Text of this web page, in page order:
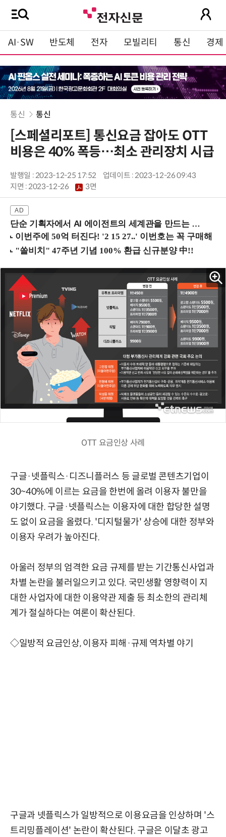
AI·SW 반도체 전자 모빌리티 통신 경제
통신 통신
[스페셜리포트] 통신요금 잡아도 OTT
비용은 40% 폭등…최소 관리장치 시급
발행일 : 2023-12-25 17:52
업데이트 : 2023-12-26 09:43
지면 :2023-12-26 3면
단순 기획자에서 AI 에이전트의 세계관을 만드는 지식 설계자로.. (8/20 강남역)
OTT 요금인상 사례
구글·넷플릭스·디즈니플러스 등 글로벌 콘텐츠기업이
30~40%에 이르는 요금을 한번에 올려 이용자 불만을
야기했다. 구글·넷플릭스는 이용자에 대한 합당한 설명
도 없이 요금을 올렸다. '디지털물가' 상승에 대한 정부와
이용자 우려가 높아진다.
아울러 정부의 엄격한 요금 규제를 받는 기간통신사업과
차별 논란을 불러일으키고 있다. 국민생활 영향력이 지
대한 사업자에 대한 이용약관 제출 등 최소한의 관리체
계가 절실하다는 여론이 확산된다.
◇일방적 요금인상, 이용자 피해·규제 역차별 야기
구글과 넷플릭스가 일방적으로 이용요금을 인상하며 '스
트리밍플레이션' 논란이 확산된다. 구글은 이달초 광고